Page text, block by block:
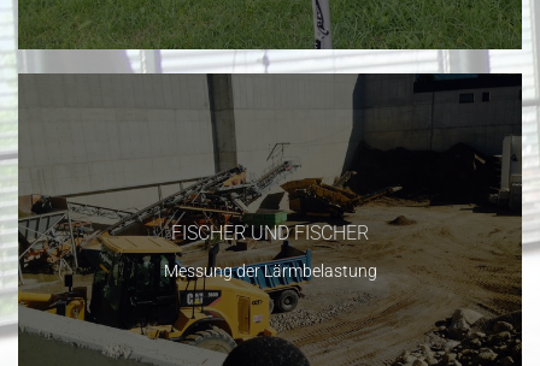
FISCHER UND FISCHER
Messung der Lärmbelastung